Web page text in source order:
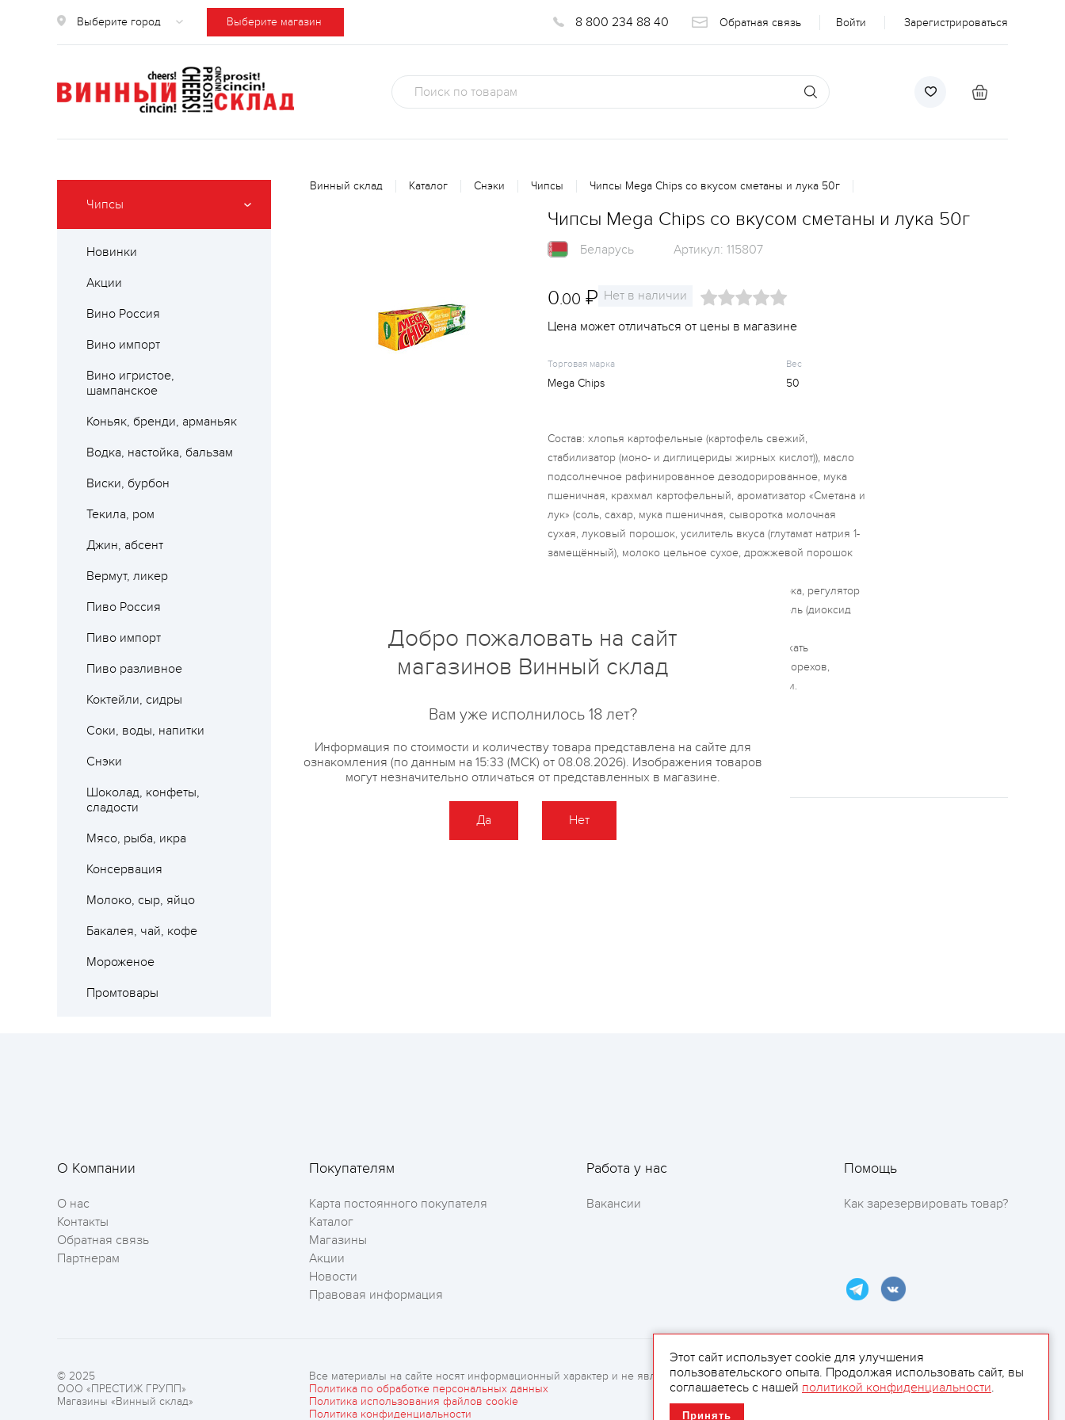
Выберите город Выберите магазин 8 800 234 88 40 Обратная связь Войти Зарегистрироваться
Чипсы
Новинки
Акции
Вино Россия
Вино импорт
Вино игристое,
шампанское
Коньяк, бренди, арманьяк
Водка, настойка, бальзам
Виски, бурбон
Текила, ром
Джин, абсент
Вермут, ликер
Пиво Россия
Пиво импорт
Пиво разливное
Коктейли, сидры
Соки, воды, напитки
Снэки
Шоколад, конфеты,
сладости
Мясо, рыба, икра
Консервация
Молоко, сыр, яйцо
Бакалея, чай, кофе
Мороженое
Промтовары
Винный склад Каталог Снэки Чипсы Чипсы Mega Chips со вкусом сметаны и лука 50г
Чипсы Mega Chips со вкусом сметаны и лука 50г
Беларусь Артикул: 115807
0.00 ₽ Нет в наличии
Цена может отличаться от цены в магазине
Торговая марка
Mega Chips
Вес
50
Состав: хлопья картофельные (картофель свежий,
стабилизатор (моно- и диглицериды жирных кислот)), масло
подсолнечное рафинированное дезодорированное, мука
пшеничная, крахмал картофельный, ароматизатор «Сметана и
лук» (соль, сахар, мука пшеничная, сыворотка молочная
сухая, луковый порошок, усилитель вкуса (глутамат натрия 1-
замещённый), молоко цельное сухое, дрожжевой порошок
вкусоароматические вещества, порошок чеснока, регулятор
кислотности (яблочная кислота), антикомкователь (диоксид
кремния)), соль пищевая йодированная (соль,
антикомкователь (Е536)). Продукт может содержать
незначительное количество арахиса, горчицы, орехов,
ракообразных, сои и продуктов их переработки.
Где купить? Описание Отзывы
Оставить отзыв
О Компании
О нас
Контакты
Обратная связь
Партнерам
Покупателям
Карта постоянного покупателя
Каталог
Магазины
Акции
Новости
Правовая информация
Работа у нас
Вакансии
Помощь
Как зарезервировать товар?
© 2025
ООО «ПРЕСТИЖ ГРУПП»
Магазины «Винный склад»
Все материалы на сайте носят информационный характер и не являются рекламой.
Политика по обработке персональных данных
Политика использования файлов cookie
Политика конфиденциальности
Этот сайт использует cookie для улучшения
пользовательского опыта. Продолжая использовать сайт, вы
соглашаетесь с нашей политикой конфиденциальности.
Принять
Добро пожаловать на сайт
магазинов Винный склад
Вам уже исполнилось 18 лет?
Информация по стоимости и количеству товара представлена на сайте для
ознакомления (по данным на 15:33 (МСК) от 08.08.2026). Изображения товаров
могут незначительно отличаться от представленных в магазине.
Да Нет